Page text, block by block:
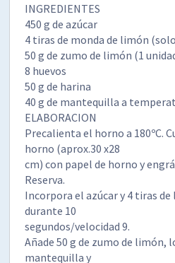
INGREDIENTES
450 g de azúcar
4 tiras de monda de limón
50 g de zumo de limón (1
8 huevos
50 g de harina
40 g de mantequilla a
ELABORACION
Precalienta el horno a 180ºC.
horno (aprox.30 x28
cm) con papel de horno y
Reserva.
Incorpora el azúcar y 4 tiras
durante 10
segundos/velocidad 9.
Añade 50 g de zumo de limón,
mantequilla y